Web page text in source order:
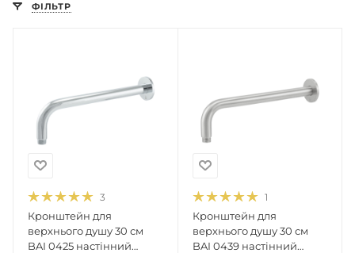
ФІЛЬТР
3
Кронштейн для
верхнього душу 30 см
BAI 0425 настінний
1
Кронштейн для
верхнього душу 30 см
BAI 0439 настінний